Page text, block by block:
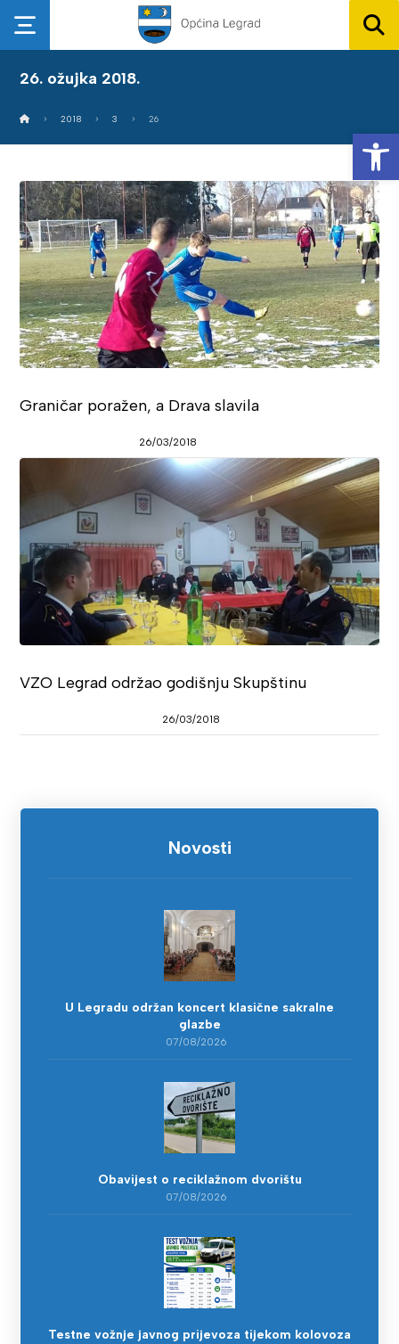
26. ožujka 2018.
2018 3 26
Graničar poražen, a Drava slavila
26/03/2018
VZO Legrad održao godišnju Skupštinu
26/03/2018
Novosti
U Legradu održan koncert klasične sakralne
glazbe
07/08/2026
Obavijest o reciklažnom dvorištu
07/08/2026
Testne vožnje javnog prijevoza tijekom kolovoza